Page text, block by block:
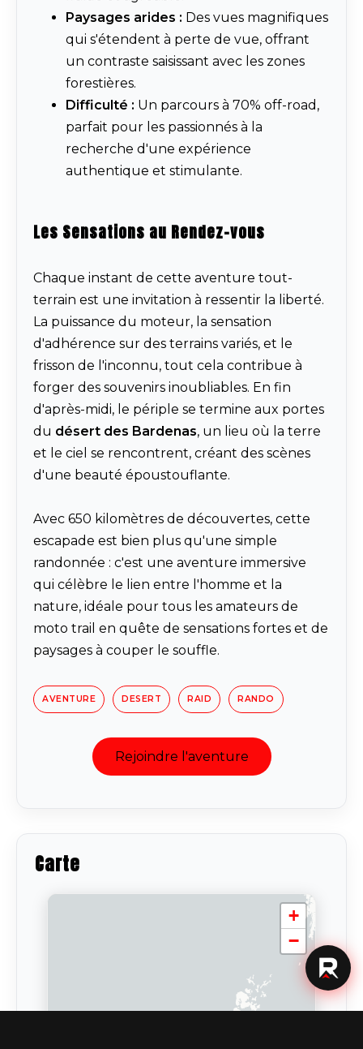
Paysages arides : Des vues magnifiques
qui s'étendent à perte de vue, offrant
un contraste saisissant avec les zones
forestières.
Difficulté : Un parcours à 70% off-road,
parfait pour les passionnés à la
recherche d'une expérience
authentique et stimulante.
Les Sensations au Rendez-vous
Chaque instant de cette aventure tout-
terrain est une invitation à ressentir la liberté.
La puissance du moteur, la sensation
d'adhérence sur des terrains variés, et le
frisson de l'inconnu, tout cela contribue à
forger des souvenirs inoubliables. En fin
d'après-midi, le périple se termine aux portes
du désert des Bardenas, un lieu où la terre
et le ciel se rencontrent, créant des scènes
d'une beauté époustouflante.
Avec 650 kilomètres de découvertes, cette
escapade est bien plus qu'une simple
randonnée : c'est une aventure immersive
qui célèbre le lien entre l'homme et la
nature, idéale pour tous les amateurs de
moto trail en quête de sensations fortes et de
paysages à couper le souffle.
AVENTURE DESERT RAID RANDO
Rejoindre l'aventure
Carte
+
−